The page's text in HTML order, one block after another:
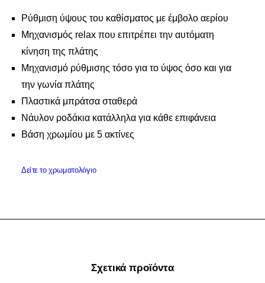
Ρύθμιση ύψους του καθίσματος με έμβολο αερίου
Μηχανισμός relax που επιτρέπει την αυτόματη
κίνηση της πλάτης
Μηχανισμό ρύθμισης τόσο για το ύψος όσο και για
την γωνία πλάτης
Πλαστικά μπράτσα σταθερά
Νάυλον ροδάκια κατάλληλα για κάθε επιφάνεια
Βάση χρωμίου με 5 ακτίνες
Δείτε το χρωματολόγιο
Σχετικά προϊόντα